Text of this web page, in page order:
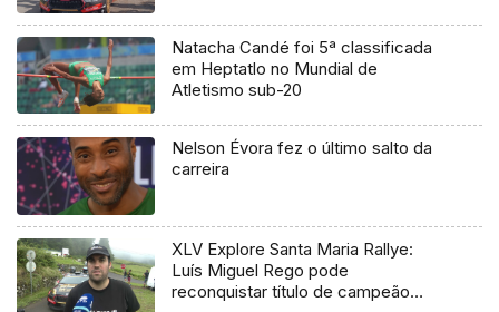
Natacha Candé foi 5ª classificada
em Heptatlo no Mundial de
Atletismo sub-20
Nelson Évora fez o último salto da
carreira
XLV Explore Santa Maria Rallye:
Luís Miguel Rego pode
reconquistar título de campeão